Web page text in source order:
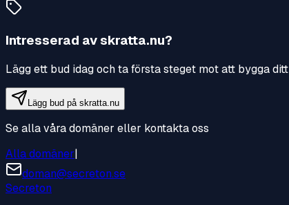
Intresserad av skratta.nu?
Lägg ett bud idag och ta första steget mot att bygga
Lägg bud på skratta.nu
Se alla våra domäner eller kontakta oss
Alla domäner|
doman@secreton.se
Secreton